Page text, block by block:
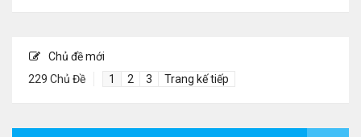
Chủ đề mới
229 Chủ Đề
1 2 3 Trang kế tiếp